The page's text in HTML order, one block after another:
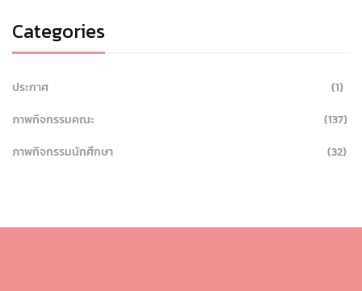
Categories
ประกาศ
(1)
ภาพกิจกรรมคณะ
(137)
ภาพกิจกรรมนักศึกษา
(32)